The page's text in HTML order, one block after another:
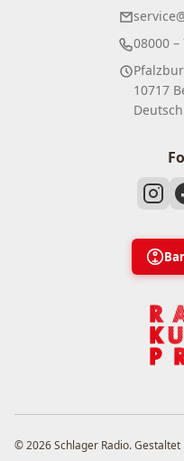
08000 –
10717
© 2026 Schlager Radio. Gestaltet